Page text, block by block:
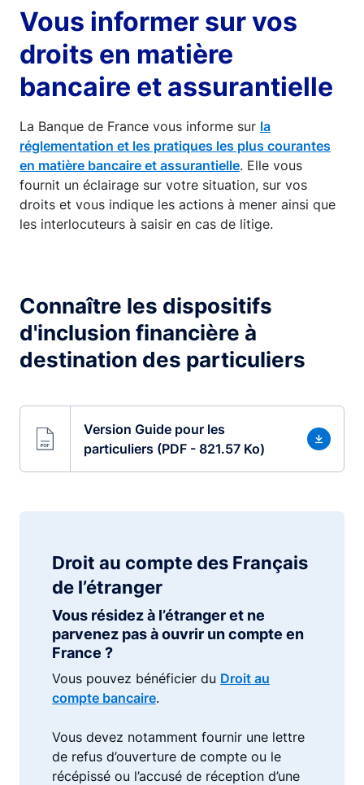
Vous informer sur vos
droits en matière
bancaire et assurantielle
La Banque de France vous informe sur la
réglementation et les pratiques les plus courantes
en matière bancaire et assurantielle. Elle vous
fournit un éclairage sur votre situation, sur vos
droits et vous indique les actions à mener ainsi que
les interlocuteurs à saisir en cas de litige.
Connaître les dispositifs
d'inclusion financière à
destination des particuliers
Version Guide pour les
particuliers (PDF - 821.57 Ko)
Droit au compte des Français
de l’étranger
Vous résidez à l’étranger et ne
parvenez pas à ouvrir un compte en
France ?
Vous pouvez bénéficier du Droit au
compte bancaire.
Vous devez notamment fournir une lettre
de refus d’ouverture de compte ou le
récépissé ou l’accusé de réception d’une